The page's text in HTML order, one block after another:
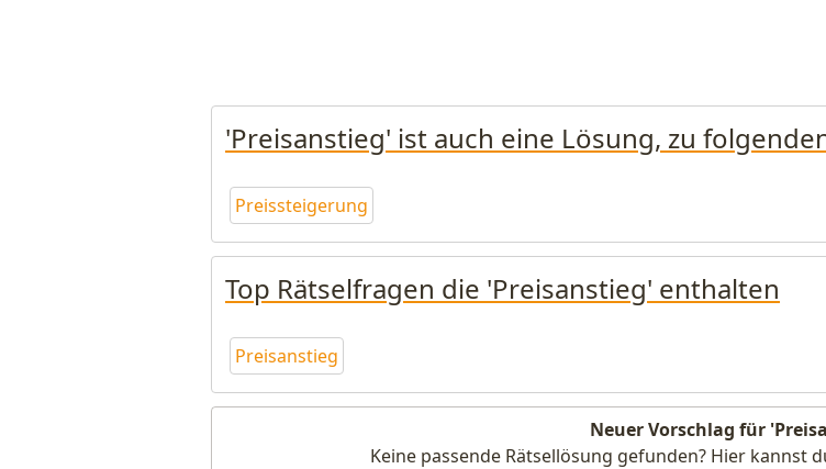
'Preisanstieg' ist auch eine Lösung, zu
Preissteigerung
Top Rätselfragen die 'Preisanstieg' enthalten
Preisanstieg
Neuer Vorschlag für
Keine passende Rätsellösung gefunden? Hier kannst